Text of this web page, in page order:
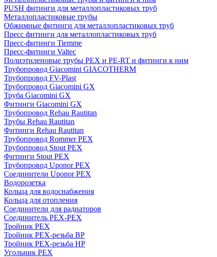
PUSH фитинги для металлопластиковых труб
Металлопластиковые трубы
Обжимные фитинги для металлопластиковых труб
Пресс фитинги для металлопластиковых труб
Пресс-фитинги Tiemme
Пресс-фитинги Valtec
Полиэтиленовые трубы PEX и PE-RT и фитинги к ним
Трубопровод Giacomini GIACOTHERM
Трубопровод FV-Plast
Трубопровод Giacomini GX
Труба Giacomini GX
Фитинги Giacomini GX
Трубопровод Rehau Rautitan
Трубы Rehau Rautitan
Фитинги Rehau Rautitan
Трубопровод Rommer PEX
Трубопровод Stout PEX
Фитинги Stout PEX
Трубопровод Uponor PEX
Соединители Uponor PEX
Водорозетка
Кольца для водоснабжения
Кольца для отопления
Соединители для радиаторов
Соединитель PEX-PEX
Тройник PEX
Тройник PEX-резьба ВР
Тройник PEX-резьба НР
Угольник PEX